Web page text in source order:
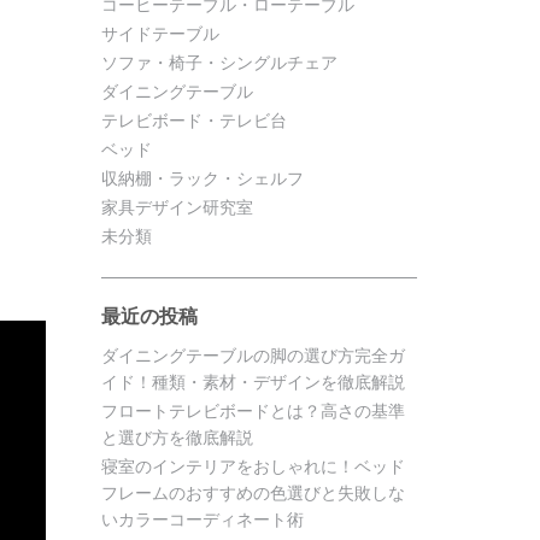
コーヒーテーブル・ローテーブル
サイドテーブル
ソファ・椅子・シングルチェア
ダイニングテーブル
テレビボード・テレビ台
ベッド
収納棚・ラック・シェルフ
家具デザイン研究室
未分類
最近の投稿
ダイニングテーブルの脚の選び方完全ガ
イド！種類・素材・デザインを徹底解説
フロートテレビボードとは？高さの基準
と選び方を徹底解説
寝室のインテリアをおしゃれに！ベッド
フレームのおすすめの色選びと失敗しな
いカラーコーディネート術